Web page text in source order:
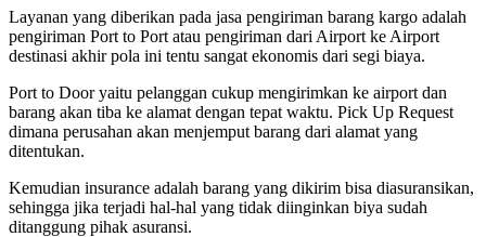
Layanan yang diberikan pada jasa pengiriman barang kargo adalah
pengiriman Port to Port atau pengiriman dari Airport ke Airport
destinasi akhir pola ini tentu sangat ekonomis dari segi biaya.
Port to Door yaitu pelanggan cukup mengirimkan ke airport dan
barang akan tiba ke alamat dengan tepat waktu. Pick Up Request
dimana perusahan akan menjemput barang dari alamat yang
ditentukan.
Kemudian insurance adalah barang yang dikirim bisa diasuransikan,
sehingga jika terjadi hal-hal yang tidak diinginkan biya sudah
ditanggung pihak asuransi.